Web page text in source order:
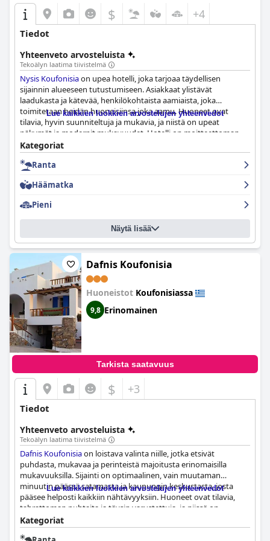
$ +4
Tiedot
Yhteenveto arvosteluista
Tekoälyn laatima tiivistelmä
Nysis Koufonisiaon upea hotelli, joka tarjoaa täydellisen
sijainnin alueeseen tutustumiseen. Asiakkaat ylistävät
laadukasta ja kätevää, henkilökohtaista aamiaista, joka
toimitetaan heidän huoneisiinsa joka aamu. Huoneet ovat
tilavia, hyvin suunniteltuja ja mukavia, ja niistä on upeat
näkymät ja modernit mukavuudet. Hotelli on moitteettoman
puhdas ja hyvin hoidettu, ja siellä on poikkeuksellinen
henkilökunta, joka tekee kaikkensa saadakseen vieraat
tuntemaan olonsa tervetulleiksi. Hotellin keskeinen sijainti tekee
Koufonisiaon täydellinen romanttinen pakopaikka
oleskelua upealla Kreikan saarella.
Lue kaikkien luokkien arvostelujen yhteenvedot
Kategoriat
Ranta
Häämatka
Pieni
Näytä lisää
Dafnis Koufonisia
Huoneistot Koufonisiassa
9,8 Erinomainen
Tarkista saatavuus
$ +3
Tiedot
Yhteenveto arvosteluista
Tekoälyn laatima tiivistelmä
Dafnis Koufonisiaon loistava valinta niille, jotka etsivät
puhdasta, mukavaa ja perinteistä majoitusta erinomaisilla
mukavuuksilla. Sijainti on optimaalinen, vain muutaman
minuutin päässä satamasta ja kaupungin keskustasta, josta
pääsee helposti kaikkiin nähtävyyksiin. Huoneet ovat tilavia,
tahrattoman puhtaita ja täysin varustettuja, ja niissä on
mukavat sängyt ja laadukkaat liinavaatteet. Suuret parvekkeet
tarjoavat upeat näkymät rannalle ja tuulimyllylle. Henkilökunta
Lue kaikkien luokkien arvostelujen yhteenvedot
Kategoriat